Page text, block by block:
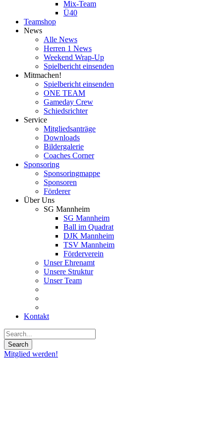
Mix-Team
Ü40
Teamshop
News
Alle News
Herren 1 News
Weekend Wrap-Up
Spielbericht einsenden
Mitmachen!
Spielbericht einsenden
ONE TEAM
Gameday Crew
Schiedsrichter
Service
Mitgliedsanträge
Downloads
Bildergalerie
Coaches Corner
Sponsoring
Sponsoringmappe
Sponsoren
Förderer
Über Uns
SG Mannheim
SG Mannheim
Ball im Quadrat
DJK Mannheim
TSV Mannheim
Förderverein
Unser Ehrenamt
Unsere Struktur
Unser Team
Kontakt
Mitglied werden!